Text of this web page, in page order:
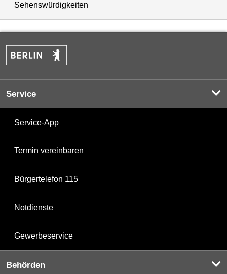
Sehenswürdigkeiten
Service
Service-App
Termin vereinbaren
Bürgertelefon 115
Notdienste
Gewerbeservice
Behörden